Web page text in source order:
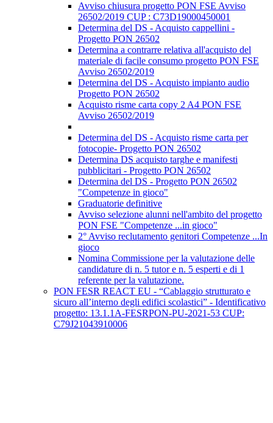
Avviso chiusura progetto PON FSE Avviso
26502/2019 CUP : C73D19000450001
Determina del DS - Acquisto cappellini -
Progetto PON 26502
Determina a contrarre relativa all'acquisto del
materiale di facile consumo progetto PON FSE
Avviso 26502/2019
Determina del DS - Acquisto impianto audio
Progetto PON 26502
Acquisto risme carta copy 2 A4 PON FSE
Avviso 26502/2019
Determina del DS - Acquisto risme carta per
fotocopie- Progetto PON 26502
Determina DS acquisto targhe e manifesti
pubblicitari - Progetto PON 26502
Determina del DS - Progetto PON 26502
"Competenze in gioco"
Graduatorie definitive
Avviso selezione alunni nell'ambito del progetto
PON FSE "Competenze ...in gioco"
2° Avviso reclutamento genitori Competenze ...In
gioco
Nomina Commissione per la valutazione delle
candidature di n. 5 tutor e n. 5 esperti e di 1
referente per la valutazione.
PON FESR REACT EU - “Cablaggio strutturato e
sicuro all’interno degli edifici scolastici” - Identificativo
progetto: 13.1.1A-FESRPON-PU-2021-53 CUP:
C79J21043910006